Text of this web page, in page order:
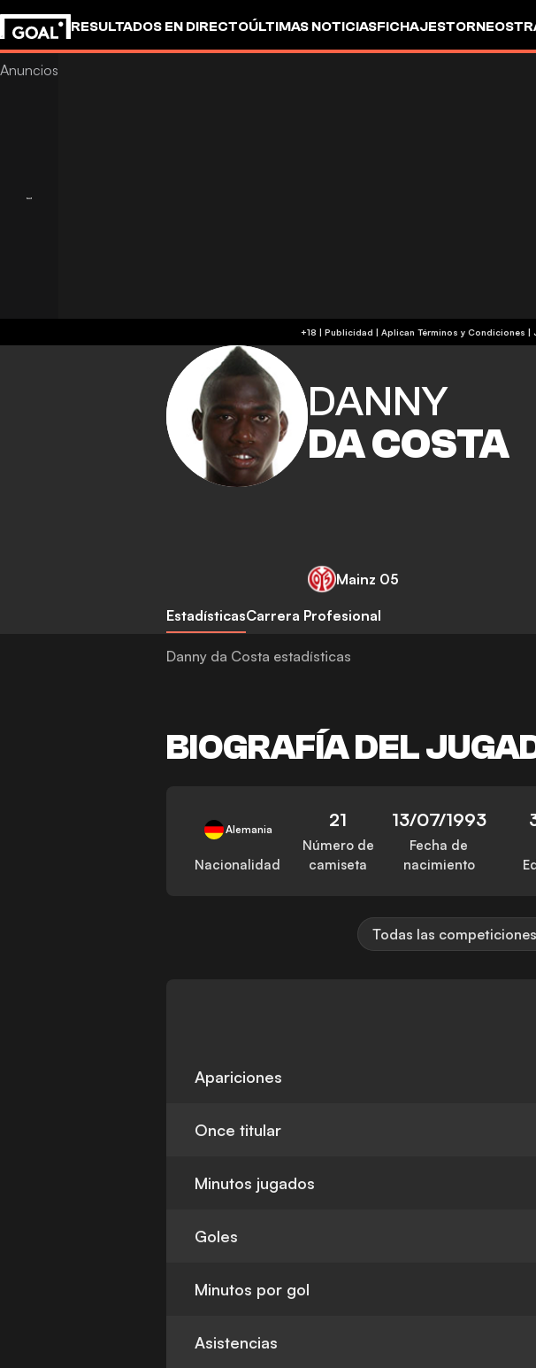
RESULTADOS EN DIRECTOÚLTIMAS NOTICIASFICHAJESTORNEOS
+18 | Publicidad | Aplican Términos y
DANNY
DA COSTA
Mainz 05
EstadísticasCarrera Profesional
Danny da Costa estadísticas
BIOGRAFÍA DEL
Alemania
Nacionalidad
21
Número de
camiseta
13/07/1993
Fecha de
nacimiento
Todas las competiciones
Apariciones
Once titular
Minutos jugados
Goles
Minutos por gol
Asistencias